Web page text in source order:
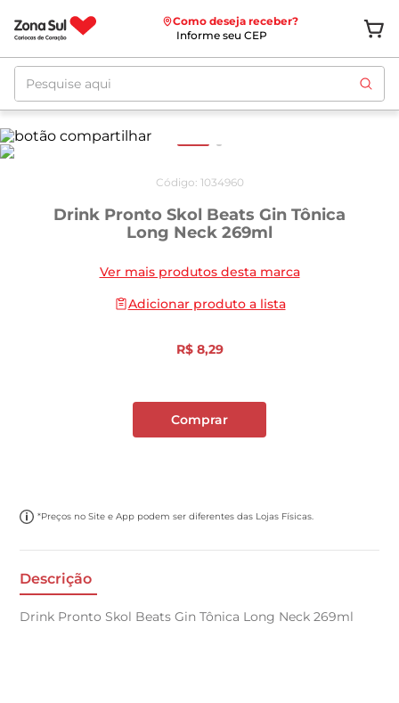
Como deseja receber?
Informe seu CEP
Pesquise aqui
Código: 1034960
Drink Pronto Skol Beats Gin Tônica
Long Neck 269ml
Ver mais produtos desta marca
Adicionar produto a lista
R$ 8,29
Comprar
*Preços no Site e App podem ser diferentes das Lojas Físicas.
Descrição
Drink Pronto Skol Beats Gin Tônica Long Neck 269ml